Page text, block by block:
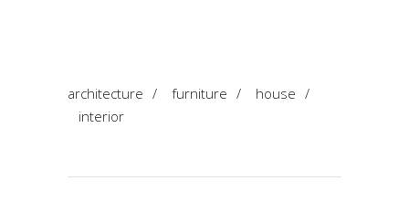
architecture / furniture / house /
interior